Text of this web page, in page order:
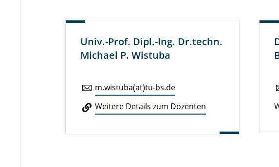
Univ.-Prof. Dipl.-Ing. Dr.techn.
Michael P. Wistuba
m.​wistuba(at)tu-​bs.​de
Weitere Details zum Do­zen­ten